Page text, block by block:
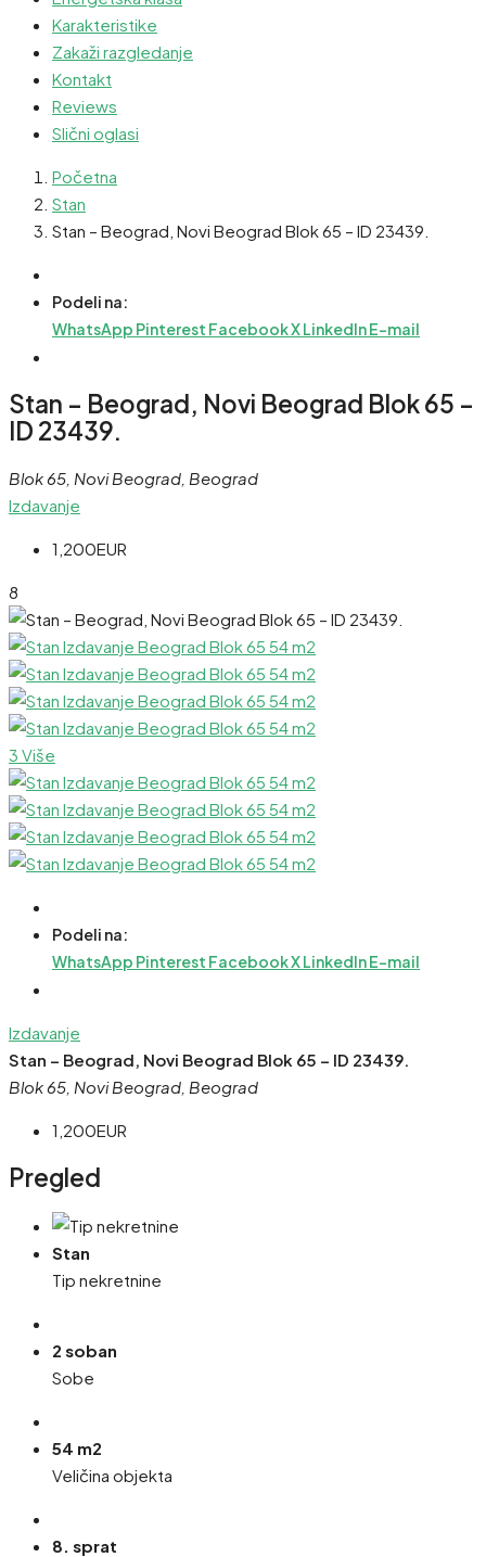
Karakteristike
Zakaži razgledanje
Kontakt
Reviews
Slični oglasi
Početna
Stan
Stan – Beograd, Novi Beograd Blok 65 – ID 23439.
Podeli na:
WhatsApp Pinterest FacebookXLinkedInE-mail
Stan – Beograd, Novi Beograd Blok 65 –
ID 23439.
Blok 65, Novi Beograd, Beograd
Izdavanje
1,200EUR
8
3 Više
Podeli na:
WhatsApp Pinterest FacebookXLinkedInE-mail
Izdavanje
Stan – Beograd, Novi Beograd Blok 65 – ID 23439.
Blok 65, Novi Beograd, Beograd
1,200EUR
Pregled
Stan
Tip nekretnine
2 soban
Sobe
54 m2
Veličina objekta
8. sprat